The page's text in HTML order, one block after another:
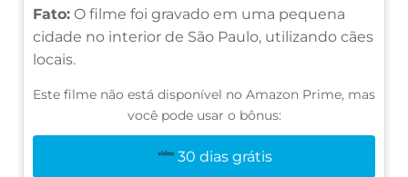
Fato: O filme foi gravado em uma pequena
cidade no interior de São Paulo, utilizando cães
locais.
Este filme não está disponível no Amazon Prime, mas
você pode usar o bônus:
30 dias grátis